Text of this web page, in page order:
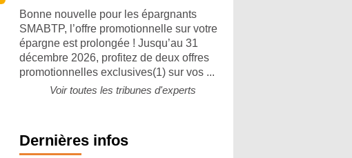
Bonne nouvelle pour les épargnants
SMABTP, l’offre promotionnelle sur votre
épargne est prolongée ! Jusqu’au 31
décembre 2026, profitez de deux offres
promotionnelles exclusives(1) sur vos ...
Voir toutes les tribunes d'experts
Dernières infos